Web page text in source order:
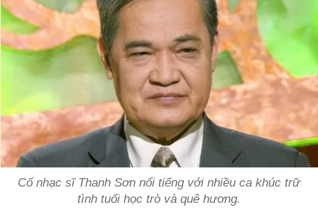
Cố nhạc sĩ Thanh Sơn nổi tiếng với nhiều ca khúc trữ
tình tuổi học trò và quê hương.